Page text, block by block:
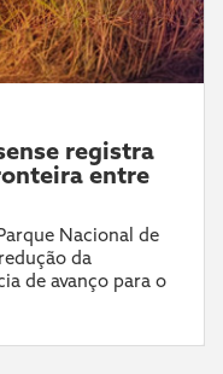
registra
entre
Nacional de
da
de avanço para o